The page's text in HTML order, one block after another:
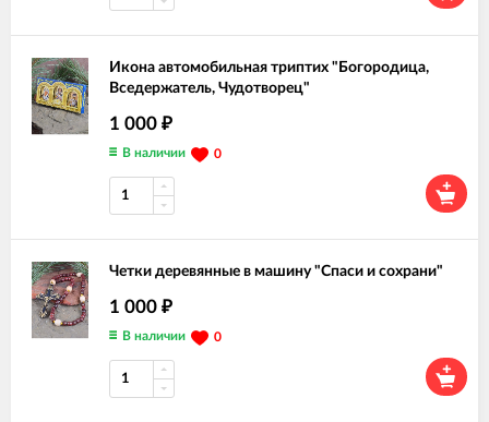
Икона автомобильная триптих "Богородица,
Вседержатель, Чудотворец"
1 000 ₽
В наличии 0
Четки деревянные в машину "Спаси и сохрани"
1 000 ₽
В наличии 0